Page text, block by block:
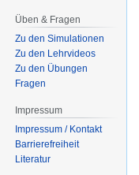
Üben & Fragen
Zu den Simulationen
Zu den Lehrvideos
Zu den Übungen
Fragen
Impressum
Impressum / Kontakt
Barrierefreiheit
Literatur